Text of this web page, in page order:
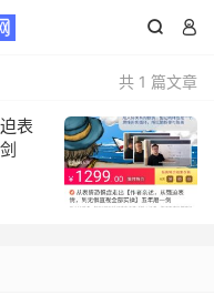
 
共 1 篇文章
表